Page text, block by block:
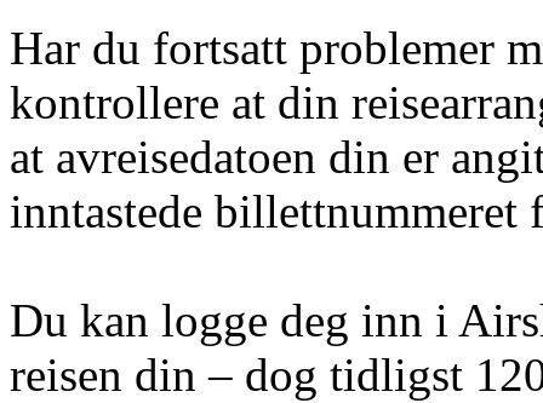
Har du fortsatt problemer
kontrollere at din
at avreisedatoen din er
inntastede
Du kan logge deg inn i
reisen din – dog tidligst